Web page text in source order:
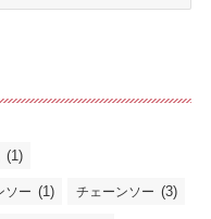
(1)
ソー (1) チェーンソー (3)